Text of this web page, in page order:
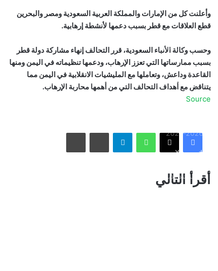
وأعلنت كل من الإمارات والمملكة العربية السعودية ومصر والبحرين
قطع العلاقات مع قطر بسبب دعمها لأنشطة إرهابية.
وحسب وكالة الأنباء السعودية، قرر التحالف إنهاء مشاركة دولة قطر
بسبب ممارساتها التي تعزز الإرهاب، ودعمها تنظيماته في اليمن ومنها
القاعدة وداعش، وتعاملها مع المليشيات الانقلابية في اليمن مما
يتناقض مع أهداف التحالف التي من أهمها محاربة الإرهاب.
Source
فيسبوك X
واتساب تيلقرام مشاركة عبر البريد طباعة
أقرأ التالي
مونديال 2026
أمريكا تشنّ الجولة الثالثة من ضرباتها الجوية على إيران رداً على
هجوم بمضيق هرمز
2026-2027
«المرشد الإيراني» يشعل العالم